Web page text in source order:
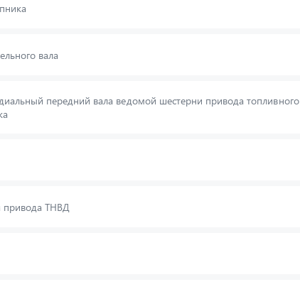
вала
передний вала ведомой шестерни привода топливного
привода ТНВД